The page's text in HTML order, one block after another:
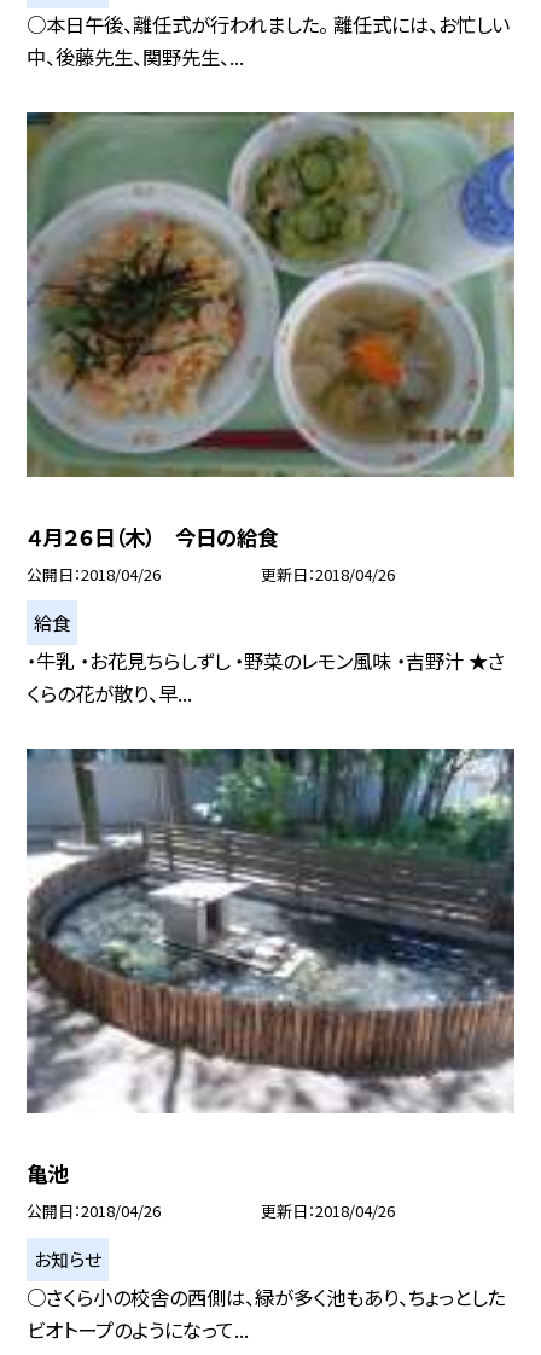
○本日午後、離任式が行われました。 離任式には、お忙しい
中、後藤先生、関野先生、...
４月２６日（木） 今日の給食
公開日 2018/04/26 更新日 2018/04/26
給食
・牛乳 ・お花見ちらしずし ・野菜のレモン風味 ・吉野汁 ★さ
くらの花が散り、早...
亀池
公開日 2018/04/26 更新日 2018/04/26
お知らせ
○さくら小の校舎の西側は、緑が多く池もあり、ちょっとした
ビオトープのようになって...